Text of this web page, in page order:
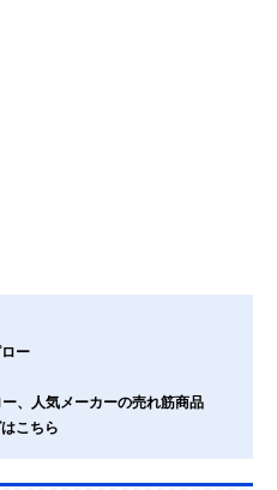
ー
、人気メーカーの売れ筋商品
こちら